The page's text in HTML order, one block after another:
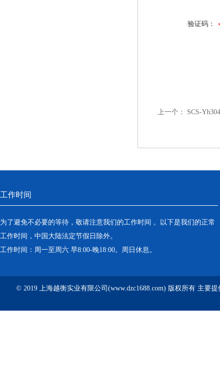
验证码：
上一个： SCS-
工作时间
为了避免不必要的等待，敬请注意我们的工作时间 。以下是我们的正常
工作时间，中国大陆法定节假日除外。
工作时间：周一至周六 早8:00-晚18:00。周日休息。
© 2019 上海越衡实业有限公司(www.dzc1688.com) 版权所有 主要提